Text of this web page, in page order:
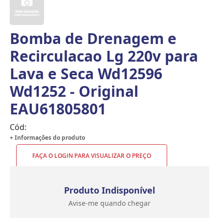
Bomba de Drenagem e
Recirculacao Lg 220v para
Lava e Seca Wd12596
Wd1252 - Original
EAU61805801
Cód:
+ Informações do produto
FAÇA O LOGIN PARA VISUALIZAR O PREÇO
Produto Indisponível
Avise-me quando chegar